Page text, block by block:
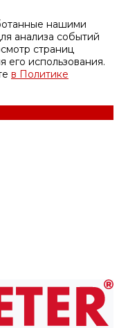
нашими
анализа событий
страниц
его использования.
в Политике